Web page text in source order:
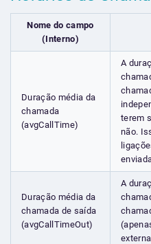
Nome do campo
(Interno)
Duração média da
chamada
(avgCallTime)
A
terem
não.
Duração média da
chamada de saída
(avgCallTimeOut)
A